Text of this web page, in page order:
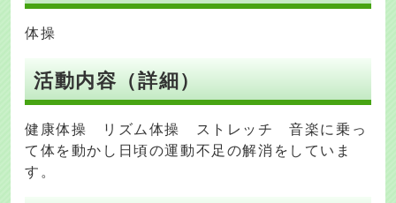
体操
活動内容（詳細）
健康体操 リズム体操 ストレッチ 音楽に乗っ
て体を動かし日頃の運動不足の解消をしていま
す。